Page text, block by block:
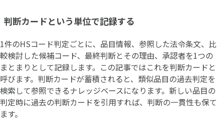
判断カードという単位で記録する
1件のHSコード判定ごとに、品目情報、参照した法令条文、比
較検討した候補コード、最終判断とその理由、承認者を1つの
まとまりとして記録します。この記事ではこれを判断カードと
呼びます。判断カードが蓄積されると、類似品目の過去判定を
検索して参照できるナレッジベースになります。新しい品目の
判定時に過去の判断カードを引用すれば、判断の一貫性も保て
ます。